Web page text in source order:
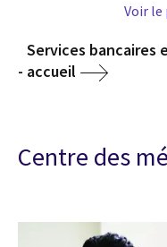
Voir
Services bancaires
- accueil
Centre des